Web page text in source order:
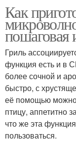
Как
пошаговая
Гриль
функция есть и в
более сочной и
быстро, с
её помощью можно
птицу, аппетитно
что же эта
пользоваться.